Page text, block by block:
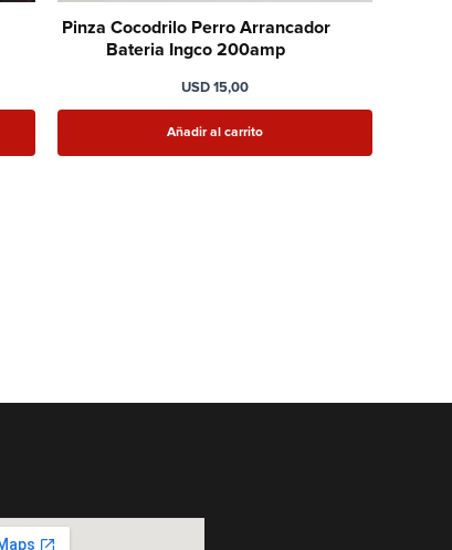
Pinza Cocodrilo Perro Arrancador
Bateria Ingco 200amp
USD15,00
Añadir al carrito